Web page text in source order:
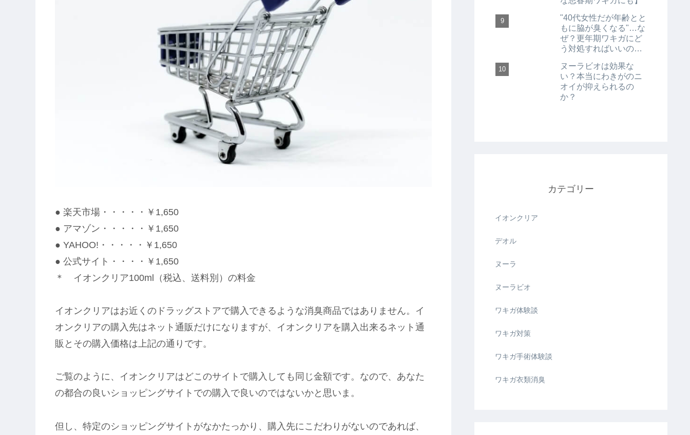
● 楽天市場・・・・・￥1,650
● アマゾン・・・・・￥1,650
● YAHOO!・・・・・￥1,650
● 公式サイト・・・・￥1,650
＊ イオンクリア100ml（税込、送料別）の料金
イオンクリアはお近くのドラッグストアで購入できるような消臭商品ではありません。イ
オンクリアの購入先はネット通販だけになりますが、イオンクリアを購入出来るネット通
販とその購入価格は上記の通りです。
ご覧のように、イオンクリアはどこのサイトで購入しても同じ金額です。なので、あなた
の都合の良いショッピングサイトでの購入で良いのではないかと思いま。
但し、特定のショッピングサイトがなかたっかり、購入先にこだわりがないのであれば、
"40代女性だが年齢とと
もに脇が臭くなる"…な
ぜ？更年期ワキガにど
う対処すればいいの
ヌーラビオは効果な
い？本当にわきがのニ
オイが抑えられるの
か？
カテゴリー
イオンクリア
デオル
ヌーラ
ヌーラビオ
ワキガ体験談
ワキガ対策
ワキガ手術体験談
ワキガ衣類消臭